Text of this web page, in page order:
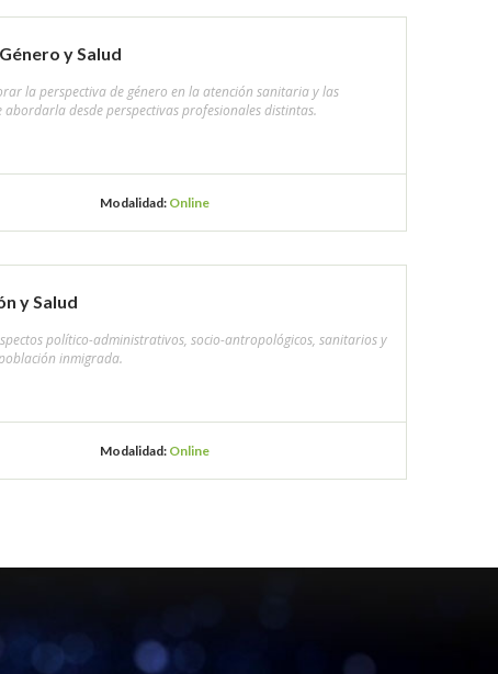
y Salud
la perspectiva de género en la atención sanitaria y las
abordarla desde perspectivas profesionales distintas.
Modalidad: Online
y Salud
político-administrativos, socio-antropológicos, sanitarios y
inmigrada.
Modalidad: Online